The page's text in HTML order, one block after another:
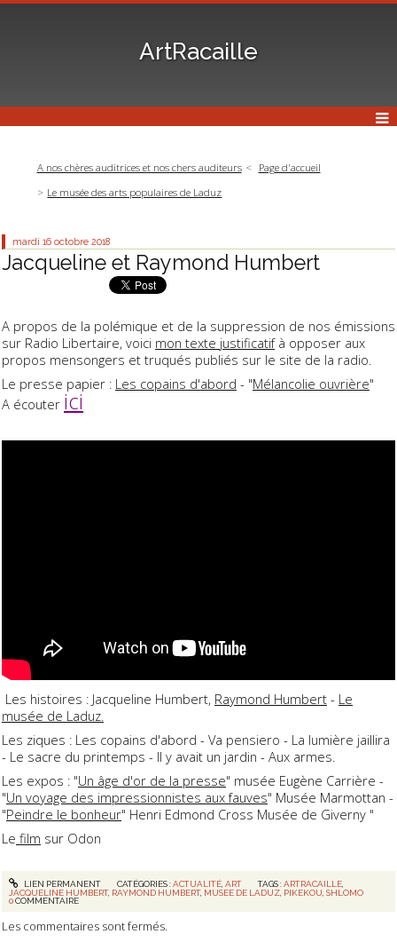
ArtRacaille
A nos chères auditrices et nos chers auditeurs
Page d'accueil
Le musée des arts populaires de Laduz
mardi 16 octobre 2018
Jacqueline et Raymond Humbert
A propos de la polémique et de la suppression de nos émissions
sur Radio Libertaire, voici mon texte justificatifà opposer aux
propos mensongers et truqués publiés sur le site de la radio.
Le presse papier : Les copains d'abord - "Mélancolie ouvrière"
A écouter ici
Les histoires : Jacqueline Humbert, Raymond Humbert - Le
musée de Laduz.
Les ziques : Les copains d'abord - Va pensiero - La lumière jaillira
- Le sacre du printemps - Il y avait un jardin - Aux armes.
Les expos : "Un âge d'or de la presse" musée Eugène Carrière -
"Un voyage des impressionnistes aux fauves" Musée Marmottan -
"Peindre le bonheur" Henri Edmond Cross Musée de Giverny "
Le film sur Odon
LIEN PERMANENT CATÉGORIES :ACTUALITÉ, ART TAGS :ARTRACAILLE
JACQUELINE HUMBERT, RAYMOND HUMBERT, MUSEE DE LADUZ PIKEKOU ,SHLOMO
0COMMENTAIRE
Les commentaires sont fermés.